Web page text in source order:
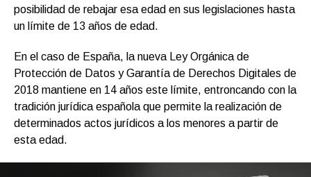
posibilidad de rebajar esa edad en sus legislaciones hasta
un límite de 13 años de edad.
En el caso de España, la nueva Ley Orgánica de
Protección de Datos y Garantía de Derechos Digitales de
2018 mantiene en 14 años este límite, entroncando con la
tradición jurídica española que permite la realización de
determinados actos jurídicos a los menores a partir de
esta edad.